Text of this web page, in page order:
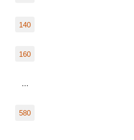
140
160
…
580